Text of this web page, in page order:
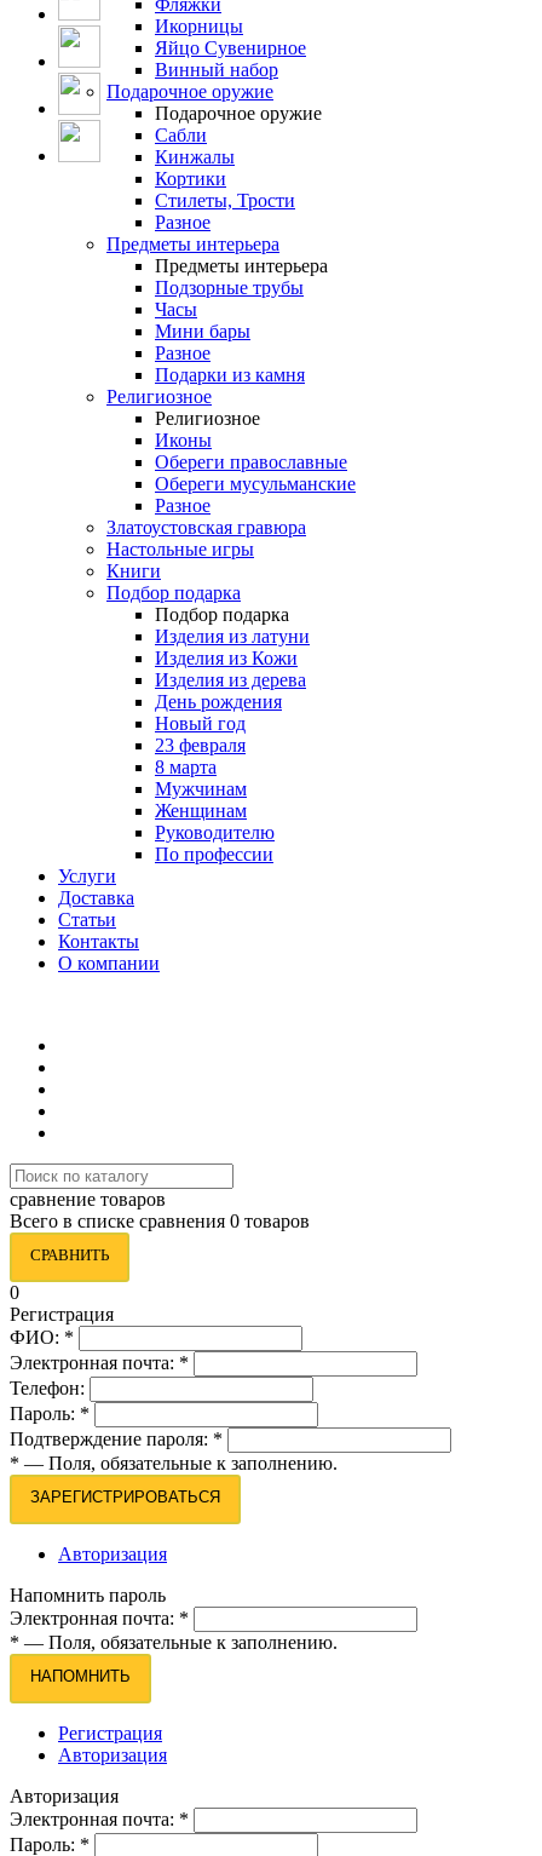
Икорницы
Яйцо Сувенирное
Винный набор
Подарочное оружие
Подарочное оружие
Сабли
Кинжалы
Кортики
Стилеты, Трости
Разное
Предметы интерьера
Предметы интерьера
Подзорные трубы
Часы
Мини бары
Разное
Подарки из камня
Религиозное
Религиозное
Иконы
Обереги православные
Обереги мусульманские
Разное
Златоустовская гравюра
Настольные игры
Книги
Подбор подарка
Подбор подарка
Изделия из латуни
Изделия из Кожи
Изделия из дерева
День рождения
Новый год
23 февраля
8 марта
Мужчинам
Женщинам
Руководителю
По профессии
Услуги
Доставка
Статьи
Контакты
О компании
сравнение товаров
Всего в списке сравнения 0 товаров
СРАВНИТЬ
0
Регистрация
ФИО: *
Электронная почта: *
Телефон:
Пароль: *
Подтверждение пароля: *
* — Поля, обязательные к заполнению.
ЗАРЕГИСТРИРОВАТЬСЯ
Авторизация
Напомнить пароль
Электронная почта: *
* — Поля, обязательные к заполнению.
НАПОМНИТЬ
Регистрация
Авторизация
Авторизация
Электронная почта: *
Пароль: *